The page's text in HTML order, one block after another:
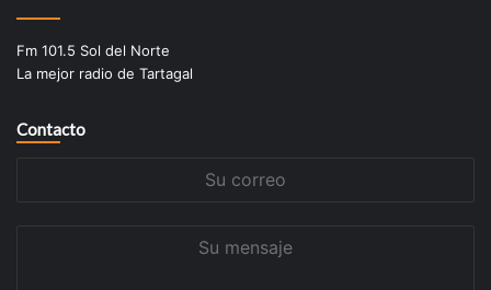
Fm 101.5 Sol del Norte
La mejor radio de Tartagal
Contacto